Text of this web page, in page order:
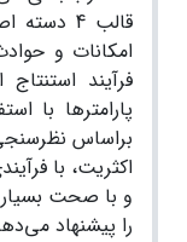
قالب 4
امکانات و
فرآیند
پارامترها با
براساس
اکثریت، با
و با صحت بسیار
را پیشنهاد